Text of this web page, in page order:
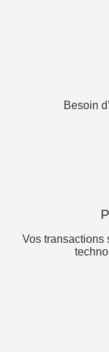
Besoin
Vos transactions